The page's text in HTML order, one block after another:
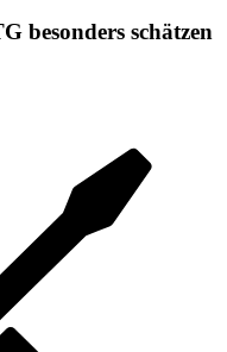
besonders schätzen